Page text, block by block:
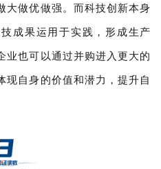
大做优做强。而科技创新本身
成果运用于实践，形成生产
业也可以通过并购进入更大的
现自身的价值和潜力，提升自